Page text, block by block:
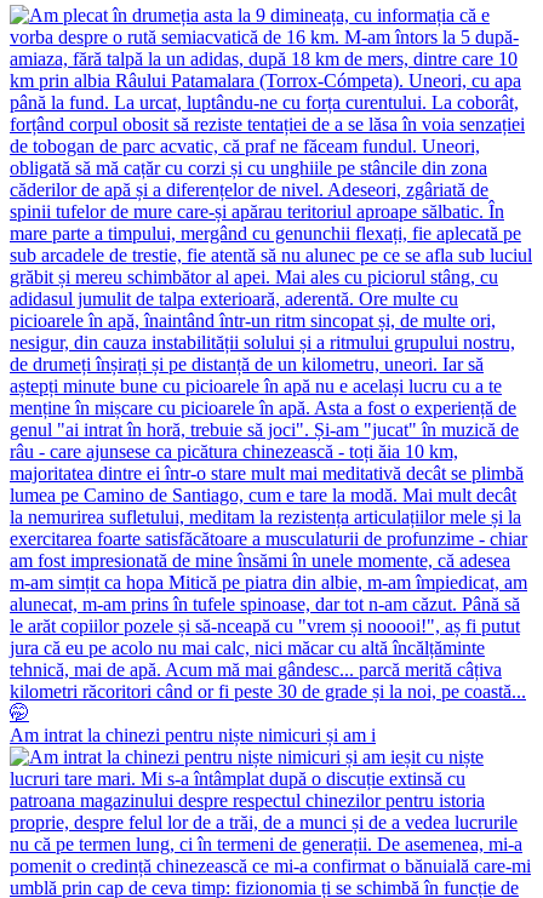
Am intrat la chinezi pentru niște nimicuri și am i